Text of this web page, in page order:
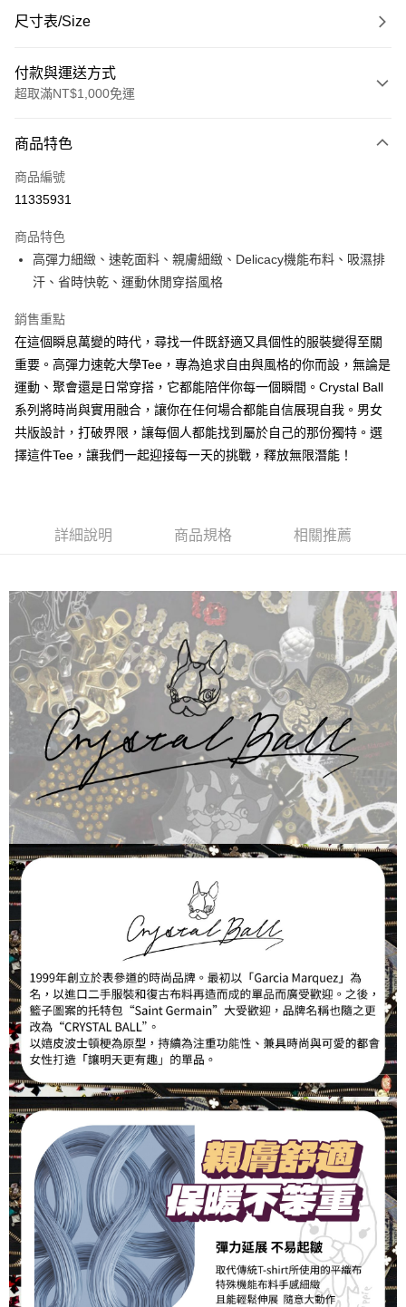
尺寸表/Size
付款與運送方式
超取滿NT$1,000免運
信用卡一次付款
超商取貨付款
Apple Pay
悠遊付
Google Pay
ATM付款
全家取貨付款
每筆NT$60，滿NT$1,000(含以上)免運費
7-11取貨付款
付款後7-11取貨
每筆NT$60，滿NT$1,000(含以上)免運費
宅配
每筆NT$120，滿NT$1,000(含以上)免運費
離島宅配
每筆NT$120，滿NT$1,000(含以上)免運費
國家/地區配送 查看運費
商品特色
商品編號
11335931
商品特色
高彈力細緻、速乾面料、親膚細緻、Delicacy機能布料、吸濕排
汗、省時快乾、運動休閒穿搭風格
銷售重點
在這個瞬息萬變的時代，尋找一件既舒適又具個性的服裝變得至關
重要。高彈力速乾大學Tee，專為追求自由與風格的你而設，無論是
運動、聚會還是日常穿搭，它都能陪伴你每一個瞬間。Crystal Ball
系列將時尚與實用融合，讓你在任何場合都能自信展現自我。男女
共版設計，打破界限，讓每個人都能找到屬於自己的那份獨特。選
擇這件Tee，讓我們一起迎接每一天的挑戰，釋放無限潛能！
詳細說明 商品規格 相關推薦